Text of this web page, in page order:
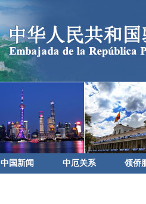
中国新闻 中厄关系 领侨